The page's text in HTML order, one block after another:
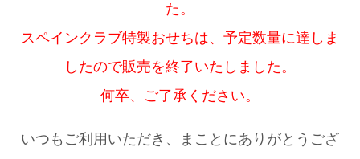
た。
スペインクラブ特製おせちは、予定数量に達しま
したので販売を終了いたしました。
何卒、ご了承ください。
いつもご利用いただき、まことにありがとうござ